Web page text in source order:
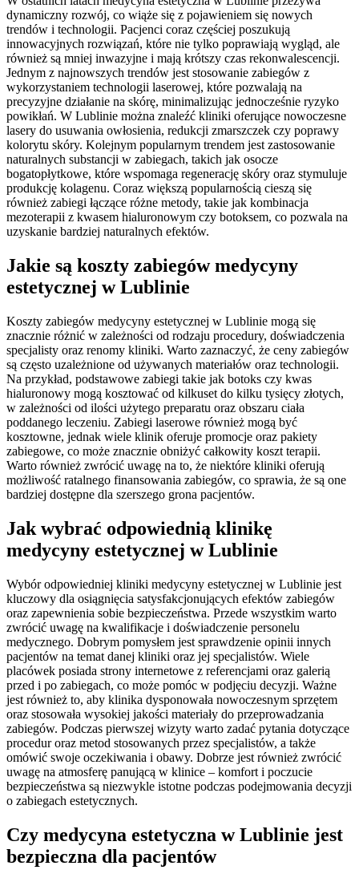
dynamiczny rozwój, co wiąże się z pojawieniem się nowych
trendów i technologii. Pacjenci coraz częściej poszukują
innowacyjnych rozwiązań, które nie tylko poprawiają wygląd, ale
również są mniej inwazyjne i mają krótszy czas rekonwalescencji.
Jednym z najnowszych trendów jest stosowanie zabiegów z
wykorzystaniem technologii laserowej, które pozwalają na
precyzyjne działanie na skórę, minimalizując jednocześnie ryzyko
powikłań. W Lublinie można znaleźć kliniki oferujące nowoczesne
lasery do usuwania owłosienia, redukcji zmarszczek czy poprawy
kolorytu skóry. Kolejnym popularnym trendem jest zastosowanie
naturalnych substancji w zabiegach, takich jak osocze
bogatopłytkowe, które wspomaga regenerację skóry oraz stymuluje
produkcję kolagenu. Coraz większą popularnością cieszą się
również zabiegi łączące różne metody, takie jak kombinacja
mezoterapii z kwasem hialuronowym czy botoksem, co pozwala na
uzyskanie bardziej naturalnych efektów.
Jakie są koszty zabiegów medycyny
estetycznej w Lublinie
Koszty zabiegów medycyny estetycznej w Lublinie mogą się
znacznie różnić w zależności od rodzaju procedury, doświadczenia
specjalisty oraz renomy kliniki. Warto zaznaczyć, że ceny zabiegów
są często uzależnione od używanych materiałów oraz technologii.
Na przykład, podstawowe zabiegi takie jak botoks czy kwas
hialuronowy mogą kosztować od kilkuset do kilku tysięcy złotych,
w zależności od ilości użytego preparatu oraz obszaru ciała
poddanego leczeniu. Zabiegi laserowe również mogą być
kosztowne, jednak wiele klinik oferuje promocje oraz pakiety
zabiegowe, co może znacznie obniżyć całkowity koszt terapii.
Warto również zwrócić uwagę na to, że niektóre kliniki oferują
możliwość ratalnego finansowania zabiegów, co sprawia, że są one
bardziej dostępne dla szerszego grona pacjentów.
Jak wybrać odpowiednią klinikę
medycyny estetycznej w Lublinie
Wybór odpowiedniej kliniki medycyny estetycznej w Lublinie jest
kluczowy dla osiągnięcia satysfakcjonujących efektów zabiegów
oraz zapewnienia sobie bezpieczeństwa. Przede wszystkim warto
zwrócić uwagę na kwalifikacje i doświadczenie personelu
medycznego. Dobrym pomysłem jest sprawdzenie opinii innych
pacjentów na temat danej kliniki oraz jej specjalistów. Wiele
placówek posiada strony internetowe z referencjami oraz galerią
przed i po zabiegach, co może pomóc w podjęciu decyzji. Ważne
jest również to, aby klinika dysponowała nowoczesnym sprzętem
oraz stosowała wysokiej jakości materiały do przeprowadzania
zabiegów. Podczas pierwszej wizyty warto zadać pytania dotyczące
procedur oraz metod stosowanych przez specjalistów, a także
omówić swoje oczekiwania i obawy. Dobrze jest również zwrócić
uwagę na atmosferę panującą w klinice – komfort i poczucie
bezpieczeństwa są niezwykle istotne podczas podejmowania decyzji
o zabiegach estetycznych.
Czy medycyna estetyczna w Lublinie jest
bezpieczna dla pacjentów